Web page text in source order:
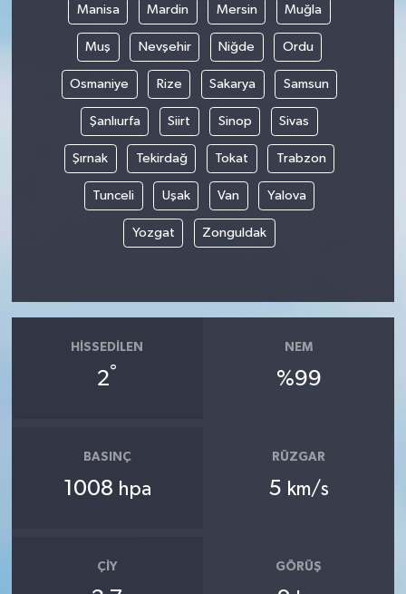
Manisa Mardin Mersin Muğla
Muş Nevşehir Niğde Ordu
Osmaniye Rize Sakarya Samsun
Şanlıurfa Siirt Sinop Sivas
Şırnak Tekirdağ Tokat Trabzon
Tunceli Uşak Van Yalova
Yozgat Zonguldak
HISSEDILEN
2°
NEM
%99
BASINÇ
1008 hpa
RÜZGAR
5 km/s
ÇIY GÖRÜŞ